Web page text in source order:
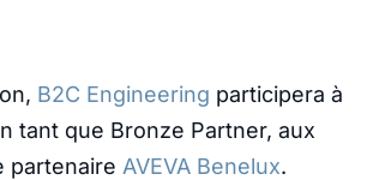
B2C Engineering participera à
tant que Bronze Partner, aux
partenaire AVEVA Benelux.